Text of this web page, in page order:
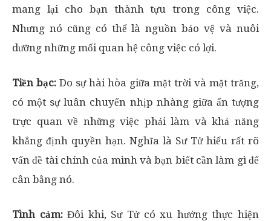
mang lại cho bạn thành tựu trong công việc.
Nhưng nó cũng có thể là nguồn bảo vệ và nuôi
dưỡng những mối quan hệ công việc có lợi.
Tiền bạc: Do sự hài hòa giữa mặt trời và mặt trăng,
có một sự luân chuyển nhịp nhàng giữa ấn tượng
trực quan về những việc phải làm và khả năng
khẳng định quyền hạn. Nghĩa là Sư Tử hiểu rất rõ
vấn đề tài chính của mình và bạn biết cần làm gì để
cân bằng nó.
Tình cảm:Đôi khi, Sư Tử có xu hướng thực hiện